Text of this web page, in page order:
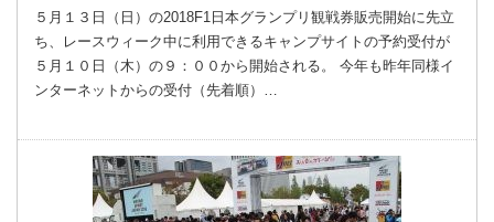
５月１３日（日）の2018F1日本グランプリ観戦券販売開始に先立
ち、レースウィーク中に利用できるキャンプサイトの予約受付が
５月１０日（木）の９：００から開始される。 今年も昨年同様イ
ンターネットからの受付（先着順）…